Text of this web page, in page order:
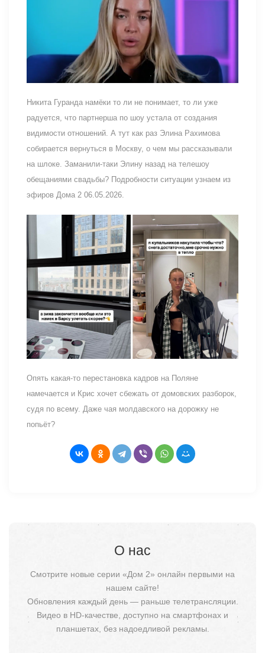
Никита Гуранда намёки то ли не понимает, то ли уже
радуется, что партнерша по шоу устала от создания
видимости отношений. А тут как раз Элина Рахимова
собирается вернуться в Москву, о чем мы рассказывали
на шлоке. Заманили-таки Элину назад на телешоу
обещаниями свадьбы? Подробности ситуации узнаем из
эфиров Дома 2 06.05.2026.
Опять какая-то перестановка кадров на Поляне
намечается и Крис хочет сбежать от домовских разборок,
судя по всему. Даже чая молдавского на дорожку не
попьёт?
О нас
Смотрите новые серии «Дом 2» онлайн первыми на
нашем сайте!
Обновления каждый день — раньше телетрансляции.
Видео в HD-качестве, доступно на смартфонах и
планшетах, без надоедливой рекламы.